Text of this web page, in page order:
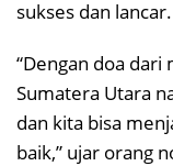
sukses dan lancar.
“Dengan doa dari
Sumatera Utara
dan kita bisa
baik,” ujar orang